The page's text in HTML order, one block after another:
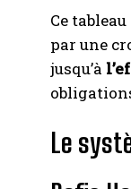
Ce
par une
jusqu’à
Le